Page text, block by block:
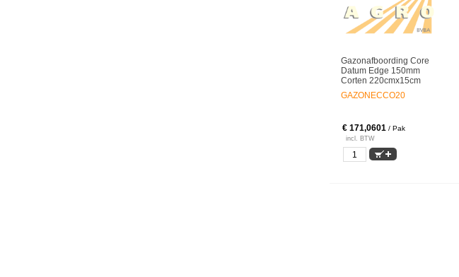
Gazonafboording Core
Datum Edge 150mm
Corten 220cmx15cm
GAZONECCO20
€ 171,0601 / Pak
incl. BTW